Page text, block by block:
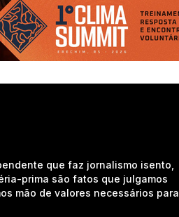
que faz jornalismo isento,
prima são fatos que julgamos
mão de valores necessários para